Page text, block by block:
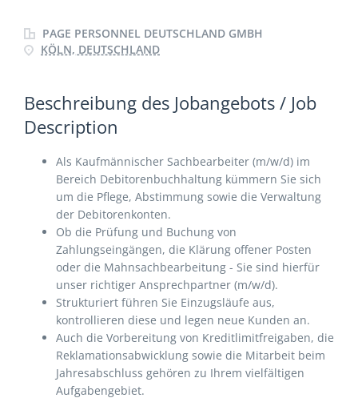
PAGE PERSONNEL DEUTSCHLAND GMBH
KÖLN, DEUTSCHLAND
Beschreibung des Jobangebots / Job
Description
Als Kaufmännischer Sachbearbeiter (m/w/d) im
Bereich Debitorenbuchhaltung kümmern Sie sich
um die Pflege, Abstimmung sowie die Verwaltung
der Debitorenkonten.
Ob die Prüfung und Buchung von
Zahlungseingängen, die Klärung offener Posten
oder die Mahnsachbearbeitung - Sie sind hierfür
unser richtiger Ansprechpartner (m/w/d).
Strukturiert führen Sie Einzugsläufe aus,
kontrollieren diese und legen neue Kunden an.
Auch die Vorbereitung von Kreditlimitfreigaben, die
Reklamationsabwicklung sowie die Mitarbeit beim
Jahresabschluss gehören zu Ihrem vielfältigen
Aufgabengebiet.